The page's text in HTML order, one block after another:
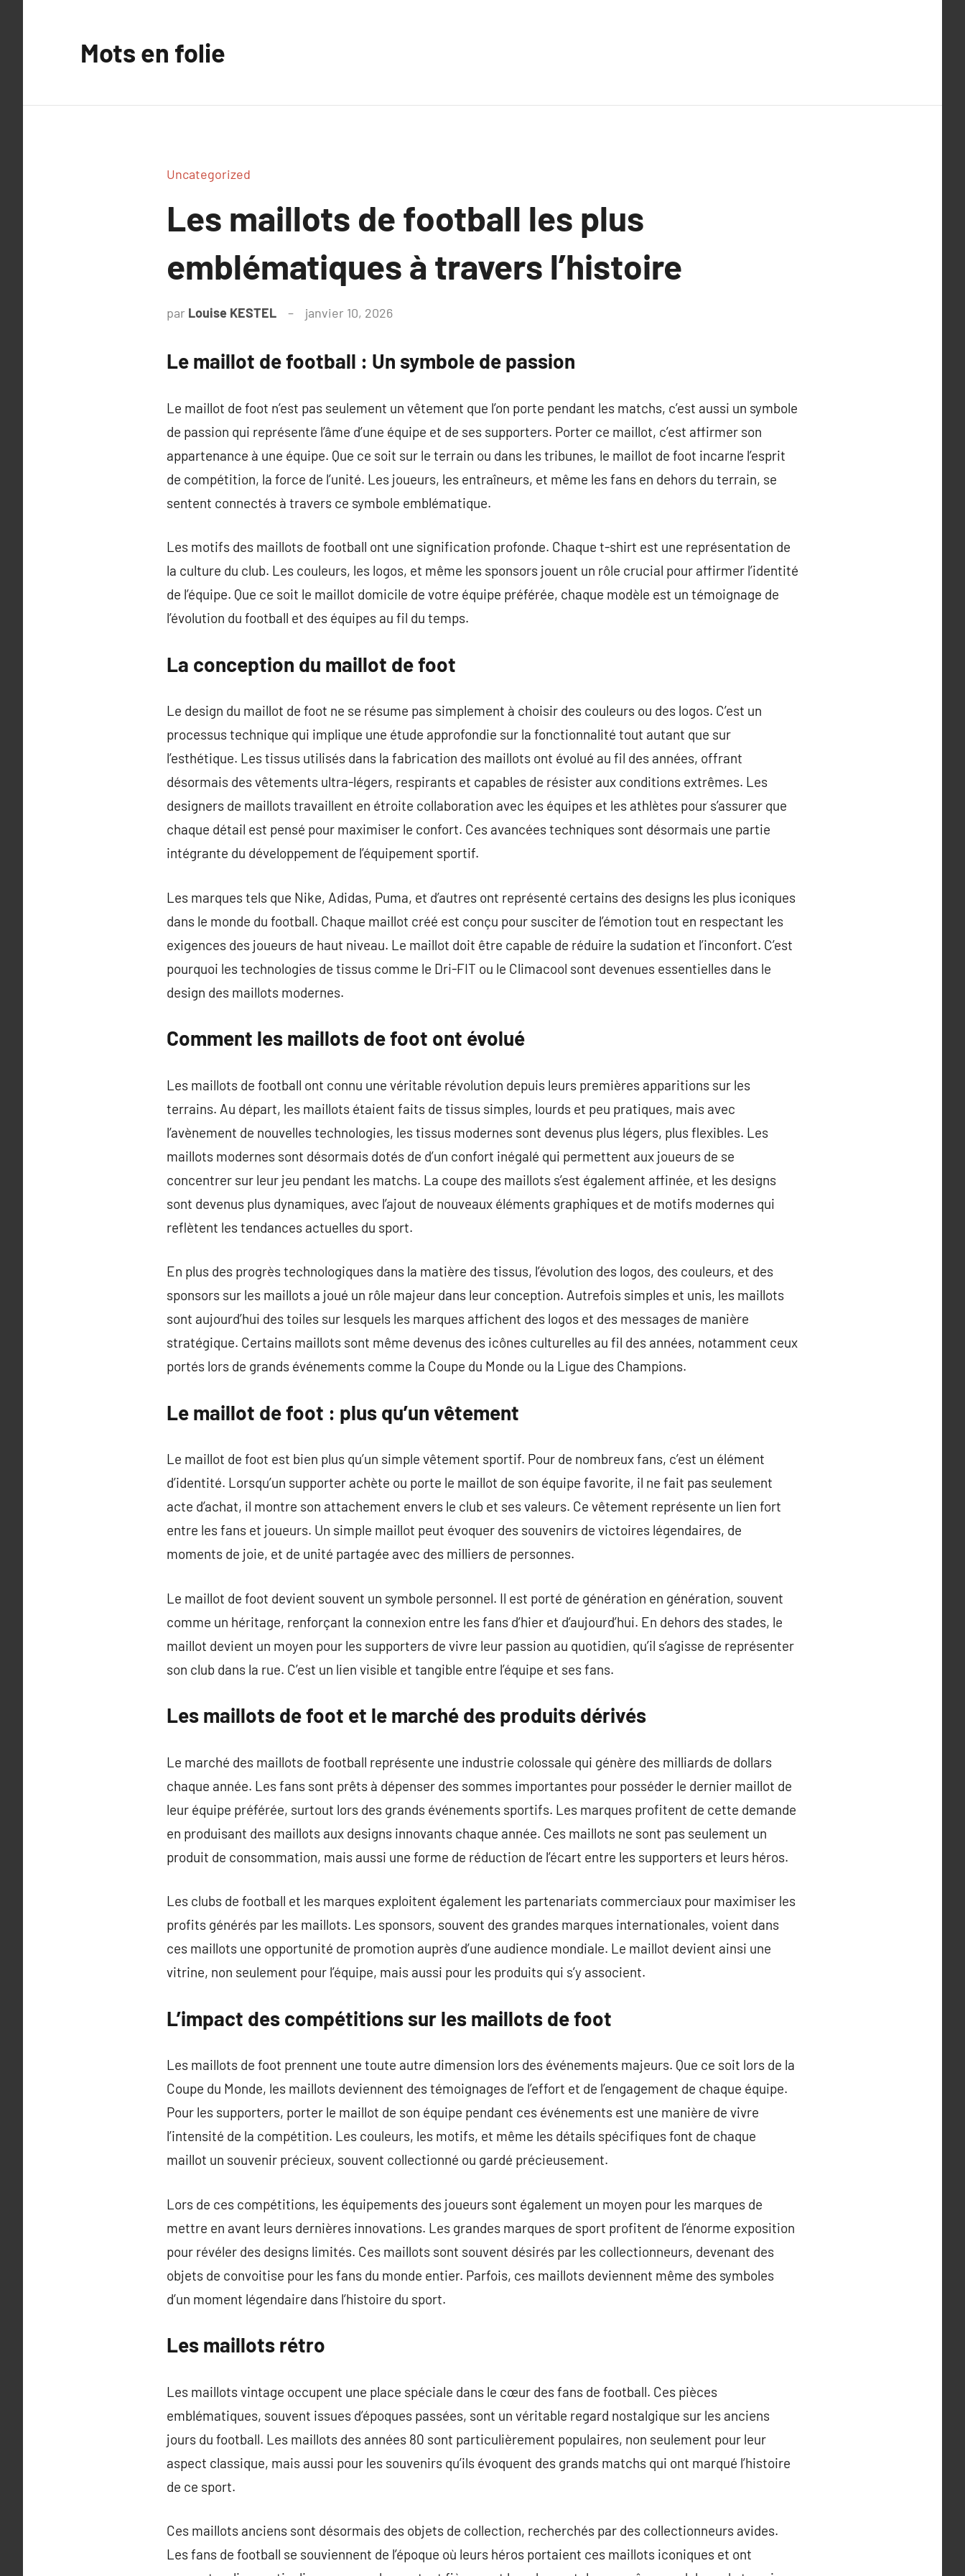
Mots en folie
Uncategorized
Les maillots de football les plus
emblématiques à travers l’histoire
par Louise KESTEL janvier 10, 2026
Le maillot de football : Un symbole de passion
Le maillot de foot n’est pas seulement un vêtement que l’on porte pendant les matchs, c’est aussi un symbole
de passion qui représente l’âme d’une équipe et de ses supporters. Porter ce maillot, c’est affirmer son
appartenance à une équipe. Que ce soit sur le terrain ou dans les tribunes, le maillot de foot incarne l’esprit
de compétition, la force de l’unité. Les joueurs, les entraîneurs, et même les fans en dehors du terrain, se
sentent connectés à travers ce symbole emblématique.
Les motifs des maillots de football ont une signification profonde. Chaque t-shirt est une représentation de
la culture du club. Les couleurs, les logos, et même les sponsors jouent un rôle crucial pour affirmer l’identité
de l’équipe. Que ce soit le maillot domicile de votre équipe préférée, chaque modèle est un témoignage de
l’évolution du football et des équipes au fil du temps.
La conception du maillot de foot
Le design du maillot de foot ne se résume pas simplement à choisir des couleurs ou des logos. C’est un
processus technique qui implique une étude approfondie sur la fonctionnalité tout autant que sur
l’esthétique. Les tissus utilisés dans la fabrication des maillots ont évolué au fil des années, offrant
désormais des vêtements ultra-légers, respirants et capables de résister aux conditions extrêmes. Les
designers de maillots travaillent en étroite collaboration avec les équipes et les athlètes pour s’assurer que
chaque détail est pensé pour maximiser le confort. Ces avancées techniques sont désormais une partie
intégrante du développement de l’équipement sportif.
Les marques tels que Nike, Adidas, Puma, et d’autres ont représenté certains des designs les plus iconiques
dans le monde du football. Chaque maillot créé est conçu pour susciter de l’émotion tout en respectant les
exigences des joueurs de haut niveau. Le maillot doit être capable de réduire la sudation et l’inconfort. C’est
pourquoi les technologies de tissus comme le Dri-FIT ou le Climacool sont devenues essentielles dans le
design des maillots modernes.
Comment les maillots de foot ont évolué
Les maillots de football ont connu une véritable révolution depuis leurs premières apparitions sur les
terrains. Au départ, les maillots étaient faits de tissus simples, lourds et peu pratiques, mais avec
l’avènement de nouvelles technologies, les tissus modernes sont devenus plus légers, plus flexibles. Les
maillots modernes sont désormais dotés de d’un confort inégalé qui permettent aux joueurs de se
concentrer sur leur jeu pendant les matchs. La coupe des maillots s’est également affinée, et les designs
sont devenus plus dynamiques, avec l’ajout de nouveaux éléments graphiques et de motifs modernes qui
reflètent les tendances actuelles du sport.
En plus des progrès technologiques dans la matière des tissus, l’évolution des logos, des couleurs, et des
sponsors sur les maillots a joué un rôle majeur dans leur conception. Autrefois simples et unis, les maillots
sont aujourd’hui des toiles sur lesquels les marques affichent des logos et des messages de manière
stratégique. Certains maillots sont même devenus des icônes culturelles au fil des années, notamment ceux
portés lors de grands événements comme la Coupe du Monde ou la Ligue des Champions.
Le maillot de foot : plus qu’un vêtement
Le maillot de foot est bien plus qu’un simple vêtement sportif. Pour de nombreux fans, c’est un élément
d’identité. Lorsqu’un supporter achète ou porte le maillot de son équipe favorite, il ne fait pas seulement
acte d’achat, il montre son attachement envers le club et ses valeurs. Ce vêtement représente un lien fort
entre les fans et joueurs. Un simple maillot peut évoquer des souvenirs de victoires légendaires, de
moments de joie, et de unité partagée avec des milliers de personnes.
Le maillot de foot devient souvent un symbole personnel. Il est porté de génération en génération, souvent
comme un héritage, renforçant la connexion entre les fans d’hier et d’aujourd’hui. En dehors des stades, le
maillot devient un moyen pour les supporters de vivre leur passion au quotidien, qu’il s’agisse de représenter
son club dans la rue. C’est un lien visible et tangible entre l’équipe et ses fans.
Les maillots de foot et le marché des produits dérivés
Le marché des maillots de football représente une industrie colossale qui génère des milliards de dollars
chaque année. Les fans sont prêts à dépenser des sommes importantes pour posséder le dernier maillot de
leur équipe préférée, surtout lors des grands événements sportifs. Les marques profitent de cette demande
en produisant des maillots aux designs innovants chaque année. Ces maillots ne sont pas seulement un
produit de consommation, mais aussi une forme de réduction de l’écart entre les supporters et leurs héros.
Les clubs de football et les marques exploitent également les partenariats commerciaux pour maximiser les
profits générés par les maillots. Les sponsors, souvent des grandes marques internationales, voient dans
ces maillots une opportunité de promotion auprès d’une audience mondiale. Le maillot devient ainsi une
vitrine, non seulement pour l’équipe, mais aussi pour les produits qui s’y associent.
L’impact des compétitions sur les maillots de foot
Les maillots de foot prennent une toute autre dimension lors des événements majeurs. Que ce soit lors de la
Coupe du Monde, les maillots deviennent des témoignages de l’effort et de l’engagement de chaque équipe.
Pour les supporters, porter le maillot de son équipe pendant ces événements est une manière de vivre
l’intensité de la compétition. Les couleurs, les motifs, et même les détails spécifiques font de chaque
maillot un souvenir précieux, souvent collectionné ou gardé précieusement.
Lors de ces compétitions, les équipements des joueurs sont également un moyen pour les marques de
mettre en avant leurs dernières innovations. Les grandes marques de sport profitent de l’énorme exposition
pour révéler des designs limités. Ces maillots sont souvent désirés par les collectionneurs, devenant des
objets de convoitise pour les fans du monde entier. Parfois, ces maillots deviennent même des symboles
d’un moment légendaire dans l’histoire du sport.
Les maillots rétro
Les maillots vintage occupent une place spéciale dans le cœur des fans de football. Ces pièces
emblématiques, souvent issues d’époques passées, sont un véritable regard nostalgique sur les anciens
jours du football. Les maillots des années 80 sont particulièrement populaires, non seulement pour leur
aspect classique, mais aussi pour les souvenirs qu’ils évoquent des grands matchs qui ont marqué l’histoire
de ce sport.
Ces maillots anciens sont désormais des objets de collection, recherchés par des collectionneurs avides.
Les fans de football se souviennent de l’époque où leurs héros portaient ces maillots iconiques et ont